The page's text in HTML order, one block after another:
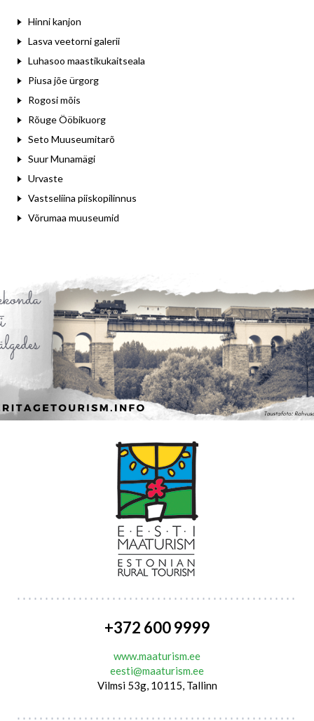
Hinni kanjon
Lasva veetorni galerii
Luhasoo maastikukaitseala
Piusa jõe ürgorg
Rogosi mõis
Rõuge Ööbikuorg
Seto Muuseumitarõ
Suur Munamägi
Urvaste
Vastseliina piiskopilinnus
Võrumaa muuseumid
+372 600 9999
www.maaturism.ee
eesti@maaturism.ee
Vilmsi 53g, 10115, Tallinn